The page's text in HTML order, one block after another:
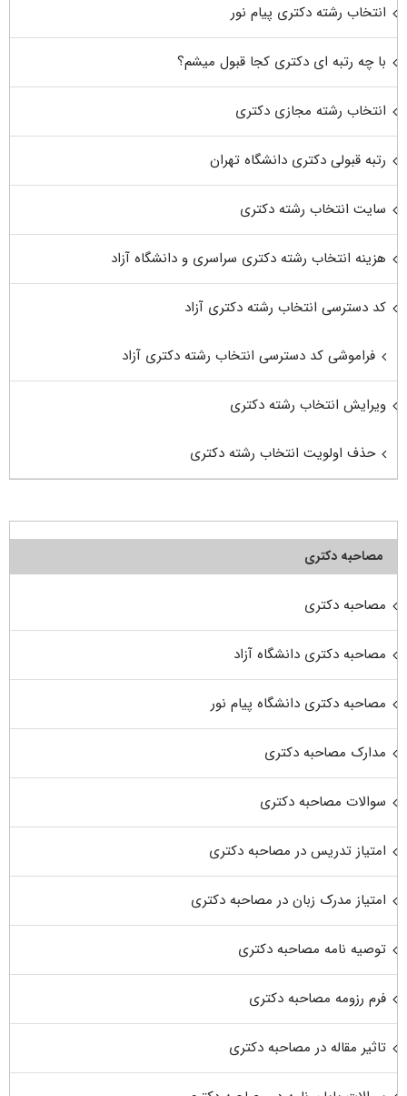
انتخاب رشته دکتری پیام نور
با چه رتبه ای دکتری کجا قبول میشم؟
انتخاب رشته مجازی دکتری
رتبه قبولی دکتری دانشگاه تهران
سایت انتخاب رشته دکتری
هزینه انتخاب رشته دکتری سراسری و دانشگاه آزاد
کد دسترسی انتخاب رشته دکتری آزاد
فراموشی کد دسترسی انتخاب رشته دکتری آزاد
ویرایش انتخاب رشته دکتری
حذف اولویت انتخاب رشته دکتری
مصاحبه دکتری
مصاحبه دکتری
مصاحبه دکتری دانشگاه آزاد
مصاحبه دکتری دانشگاه پیام نور
مدارک مصاحبه دکتری
سوالات مصاحبه دکتری
امتیاز تدریس در مصاحبه دکتری
امتیاز مدرک زبان در مصاحبه دکتری
توصیه نامه مصاحبه دکتری
فرم رزومه مصاحبه دکتری
تاثیر مقاله در مصاحبه دکتری